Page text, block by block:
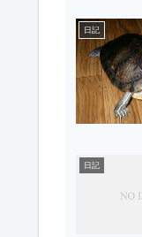
日記
日記